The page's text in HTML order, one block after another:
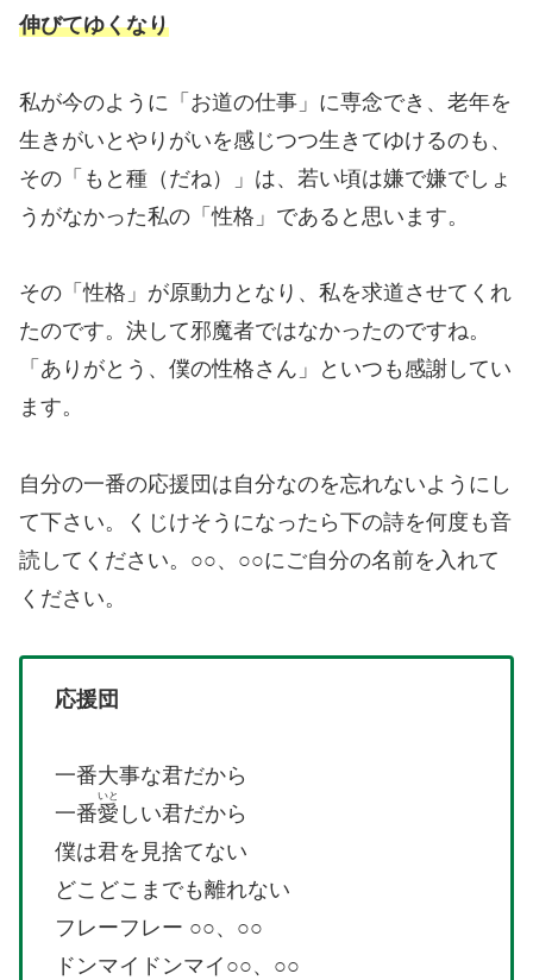
伸びてゆくなり
私が今のように「お道の仕事」に専念でき、老年を
生きがいとやりがいを感じつつ生きてゆけるのも、
その「もと種（だね）」は、若い頃は嫌で嫌でしょ
うがなかった私の「性格」であると思います。
その「性格」が原動力となり、私を求道させてくれ
たのです。決して邪魔者ではなかったのですね。
「ありがとう、僕の性格さん」といつも感謝してい
ます。
自分の一番の応援団は自分なのを忘れないようにし
て下さい。くじけそうになったら下の詩を何度も音
読してください。○○、○○にご自分の名前を入れて
ください。
応援団
一番大事な君だから
一番愛
いと
しい君だから
僕は君を見捨てない
どこどこまでも離れない
フレーフレー ○○、○○
ドンマイドンマイ○○、○○